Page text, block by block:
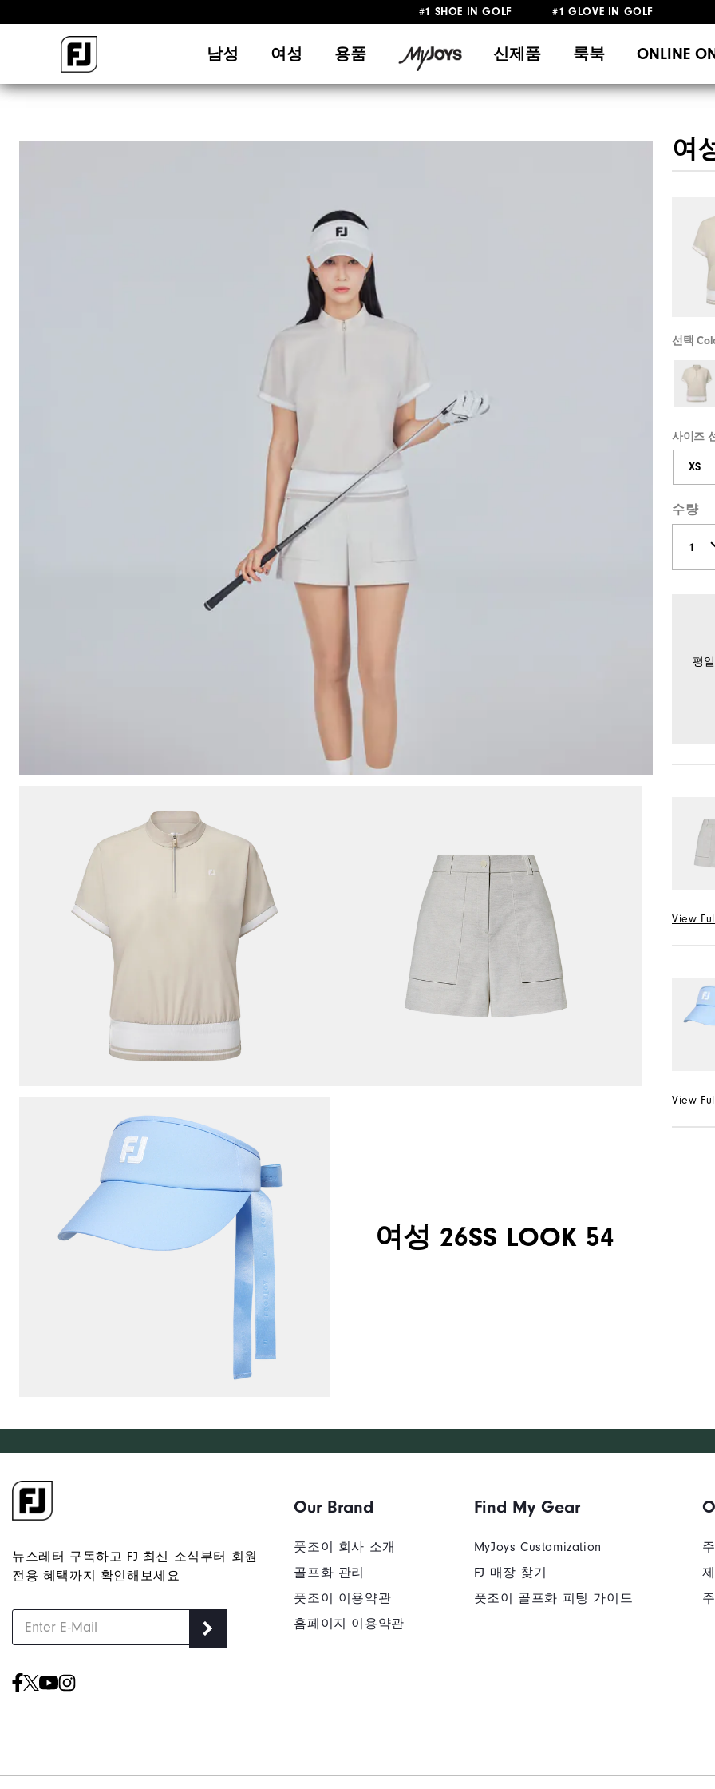
#1 SHOE IN GOLF #1 GLOVE IN GOLF
남성 여성 용품 신제품 룩북 ONLINE
여성 26SS LOOK 54
여
선택
사이즈
XS
수량
평
View
선택
View
선택
뉴스레터 구독하고 FJ 최신 소식부터 회원
전용 혜택까지 확인해보세요
Our Brand
풋조이 회사 소개
골프화 관리
풋조이 이용약관
홈페이지 이용약관
Find My Gear
MyJoys Customization
FJ 매장 찾기
풋조이 골프화 피팅 가이드